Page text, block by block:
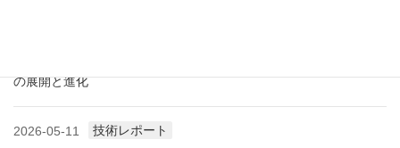
の展開と進化
2026-05-11
技術レポート